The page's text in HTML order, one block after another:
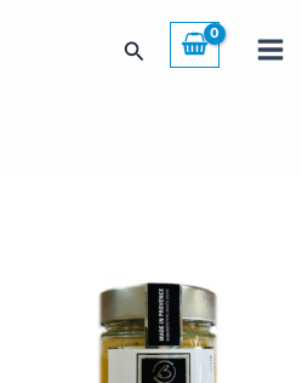
Rechercher